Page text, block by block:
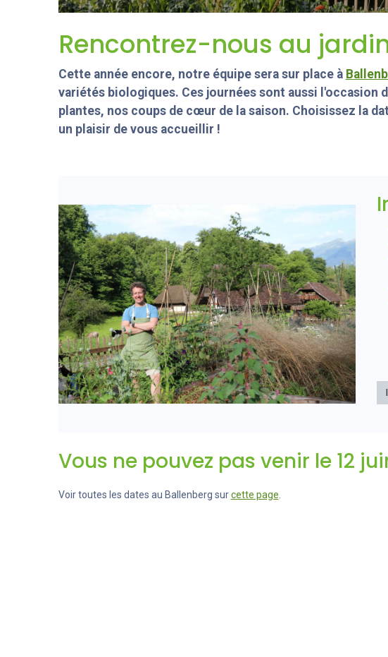
Rencontrez-nous au
Cette année encore, notre équipe sera sur place à
variétés biologiques. Ces journées sont aussi l'occasion
plantes, nos coups de cœur de la saison. Choisissez la
un plaisir de vous accueillir !
Vous ne pouvez pas venir le 12
Voir toutes les dates au Ballenberg surcette page